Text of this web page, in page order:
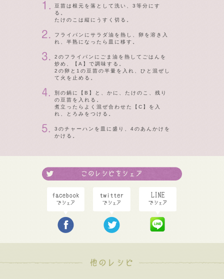
豆苗は根元を落として洗い、3等分にす
る。
たけのこは縦にうすく切る。
フライパンにサラダ油を熱し、卵を溶き入
れ、半熟になったら皿に移す。
2のフライパンにごま油を熱してごはんを
炒め、【A】で調味する。
2の卵と1の豆苗の半量を入れ、ひと混ぜし
て火を止める。
別の鍋に【B】と、かに、たけのこ、残り
の豆苗を入れる。
煮立ったらよく混ぜ合わせた【C】を入
れ、とろみをつける。
3のチャーハンを皿に盛り、4のあんかけを
かける。